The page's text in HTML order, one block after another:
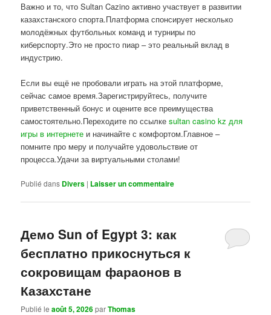
Важно и то, что Sultan Cazino активно участвует в развитии
казахстанского спорта.Платформа спонсирует несколько
молодёжных футбольных команд и турниры по
киберспорту.Это не просто пиар – это реальный вклад в
индустрию.
Если вы ещё не пробовали играть на этой платформе,
сейчас самое время.Зарегистрируйтесь, получите
приветственный бонус и оцените все преимущества
самостоятельно.Переходите по ссылкеsultan casino kz для
игры в интернете и начинайте с комфортом.Главное –
помните про меру и получайте удовольствие от
процесса.Удачи за виртуальными столами!
Publié dans Divers | Laisser un commentaire
Демо Sun of Egypt 3: как
бесплатно прикоснуться к
сокровищам фараонов в
Казахстане
Publié leaoût 5, 2026parThomas